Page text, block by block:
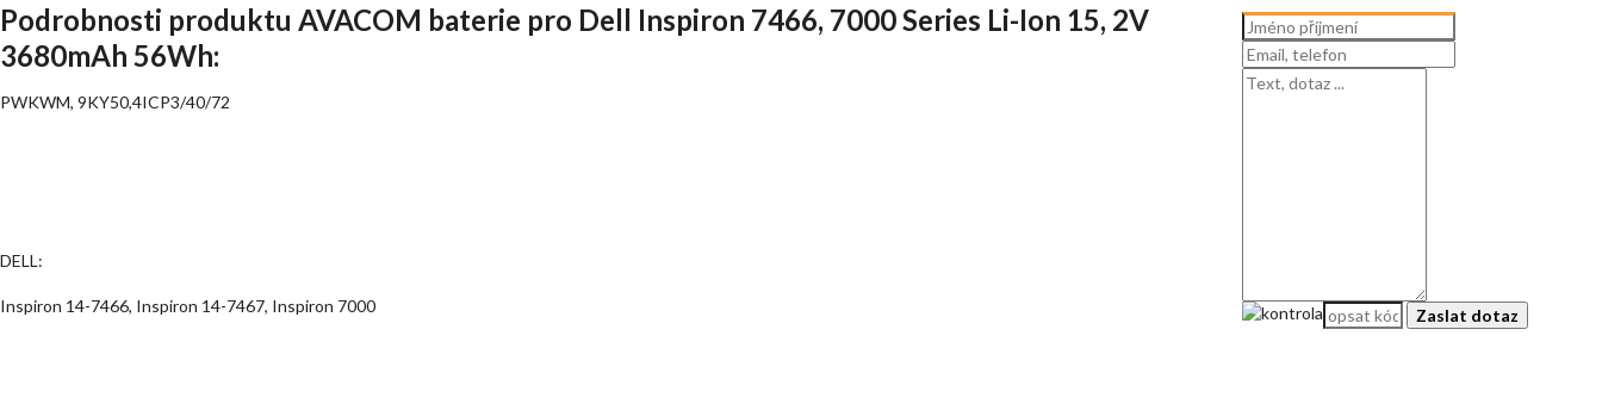
Podrobnosti produktu AVACOM baterie pro Dell Inspiron 7466, 7000 Series Li-Ion 15, 2V
3680mAh 56Wh:
PWKWM, 9KY50,4ICP3/40/72
DELL:
Inspiron 14-7466, Inspiron 14-7467, Inspiron 7000